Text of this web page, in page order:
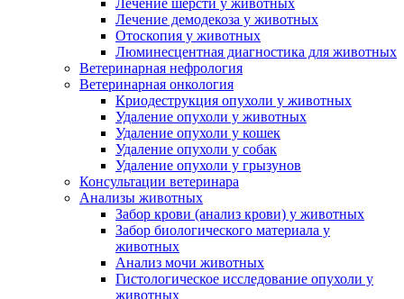
Лечение шерсти у животных
Лечение демодекоза у животных
Отоскопия у животных
Люминесцентная диагностика для животных
Ветеринарная нефрология
Ветеринарная онкология
Криодеструкция опухоли у животных
Удаление опухоли у животных
Удаление опухоли у кошек
Удаление опухоли у собак
Удаление опухоли у грызунов
Консультации ветеринара
Анализы животных
Забор крови (анализ крови) у животных
Забор биологического материала у
животных
Анализ мочи животных
Гистологическое исследование опухоли у
животных